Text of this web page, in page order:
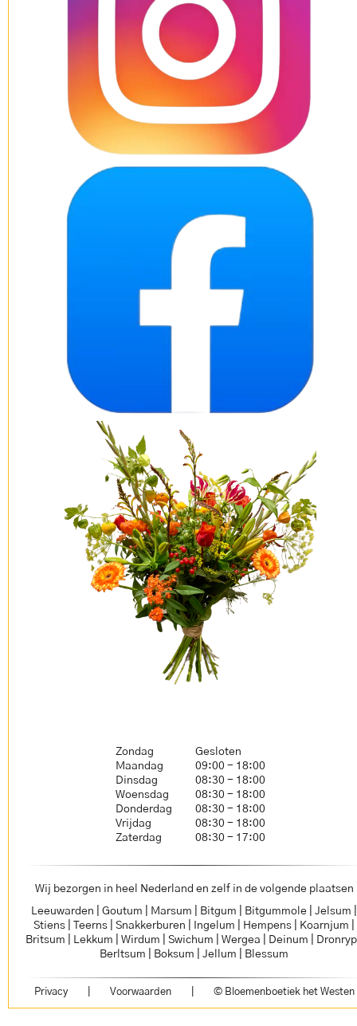
Zondag
Gesloten
Maandag
09:00 - 18:00
Dinsdag
08:30 - 18:00
Woensdag
08:30 - 18:00
Donderdag
08:30 - 18:00
Vrijdag
08:30 - 18:00
Zaterdag
08:30 - 17:00
Wij bezorgen in heel Nederland en zelf in de volgende plaatsen
Leeuwarden | Goutum | Marsum | Bitgum | Bitgummole | Jelsum |
Stiens | Teerns | Snakkerburen | Ingelum | Hempens | Koarnjum |
Britsum | Lekkum | Wirdum | Swichum | Wergea | Deinum |
Berltsum | Boksum | Jellum | Blessum
Privacy Voorwaarden © Bloemenboetiek het Westen